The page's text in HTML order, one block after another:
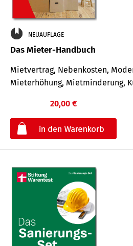
NEUAUFLAGE
Das Mieter-Handbuch
Mietvertrag, Nebenkosten,
Mieterhöhung, Mietminderung,
20,00 €